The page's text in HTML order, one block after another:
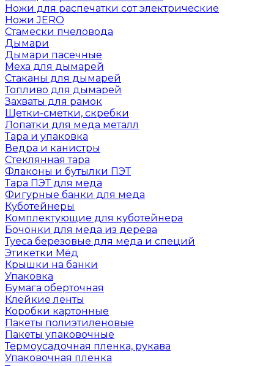
Ножи для распечатки сот электрические
Ножи JERO
Стамески пчеловода
Дымари
Дымари пасечные
Меха для дымарей
Стаканы для дымарей
Топливо для дымарей
Захваты для рамок
Щетки-сметки, скребки
Лопатки для меда металл
Тара и упаковка
Ведра и канистры
Стеклянная тара
Флаконы и бутылки ПЭТ
Тара ПЭТ для меда
Фигурные банки для меда
Куботейнеры
Комплектующие для куботейнера
Бочонки для меда из дерева
Туеса березовые для меда и специй
Этикетки Мёд
Крышки на банки
Упаковка
Бумага оберточная
Клейкие ленты
Коробки картонные
Пакеты полиэтиленовые
Пакеты упаковочные
Термоусадочная пленка, рукава
Упаковочная пленка